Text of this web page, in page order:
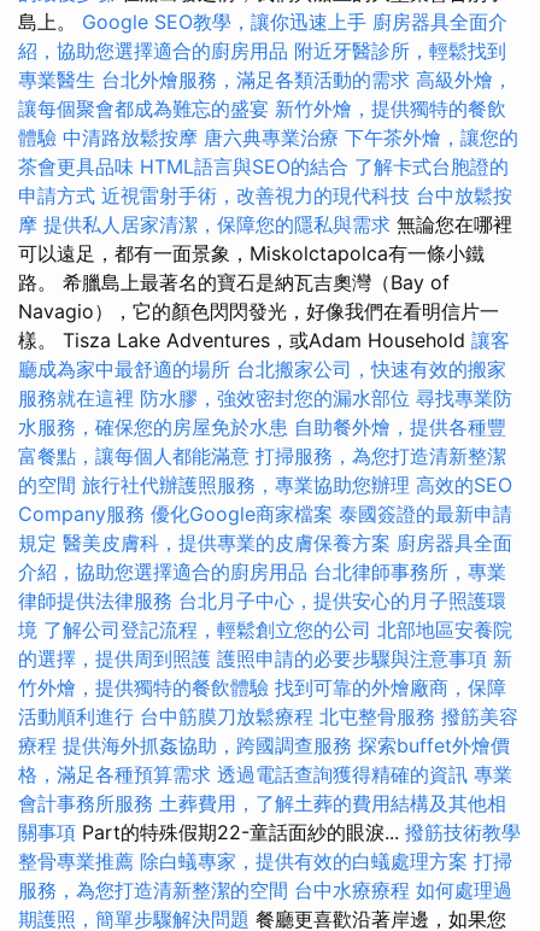
島上。 Google SEO教學，讓你迅速上手 廚房器具全面介
紹，協助您選擇適合的廚房用品 附近牙醫診所，輕鬆找到
專業醫生 台北外燴服務，滿足各類活動的需求 高級外燴，
讓每個聚會都成為難忘的盛宴 新竹外燴，提供獨特的餐飲
體驗 中清路放鬆按摩 唐六典專業治療 下午茶外燴，讓您的
茶會更具品味 HTML語言與SEO的結合 了解卡式台胞證的
申請方式 近視雷射手術，改善視力的現代科技 台中放鬆按
摩 提供私人居家清潔，保障您的隱私與需求 無論您在哪裡
可以遠足，都有一面景象，Miskolctapolca有一條小鐵
路。 希臘島上最著名的寶石是納瓦吉奧灣（Bay of
Navagio），它的顏色閃閃發光，好像我們在看明信片一
樣。 Tisza Lake Adventures，或Adam Household 讓客
廳成為家中最舒適的場所 台北搬家公司，快速有效的搬家
服務就在這裡 防水膠，強效密封您的漏水部位 尋找專業防
水服務，確保您的房屋免於水患 自助餐外燴，提供各種豐
富餐點，讓每個人都能滿意 打掃服務，為您打造清新整潔
的空間 旅行社代辦護照服務，專業協助您辦理 高效的SEO
Company服務 優化Google商家檔案 泰國簽證的最新申請
規定 醫美皮膚科，提供專業的皮膚保養方案 廚房器具全面
介紹，協助您選擇適合的廚房用品 台北律師事務所，專業
律師提供法律服務 台北月子中心，提供安心的月子照護環
境 了解公司登記流程，輕鬆創立您的公司 北部地區安養院
的選擇，提供周到照護 護照申請的必要步驟與注意事項 新
竹外燴，提供獨特的餐飲體驗 找到可靠的外燴廠商，保障
活動順利進行 台中筋膜刀放鬆療程 北屯整骨服務 撥筋美容
療程 提供海外抓姦協助，跨國調查服務 探索buffet外燴價
格，滿足各種預算需求 透過電話查詢獲得精確的資訊 專業
會計事務所服務 土葬費用，了解土葬的費用結構及其他相
關事項 Part的特殊假期22-童話面紗的眼淚... 撥筋技術教學
整骨專業推薦 除白蟻專家，提供有效的白蟻處理方案 打掃
服務，為您打造清新整潔的空間 台中水療療程 如何處理過
期護照，簡單步驟解決問題 餐廳更喜歡沿著岸邊，如果您